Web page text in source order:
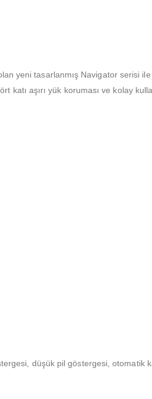
yeni tasarlanmış Navigator serisi ile
katı aşırı yük koruması ve kolay
düşük pil göstergesi, otomatik